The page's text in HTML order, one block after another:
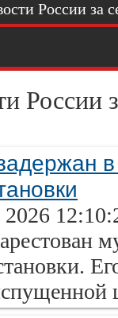
России за
России